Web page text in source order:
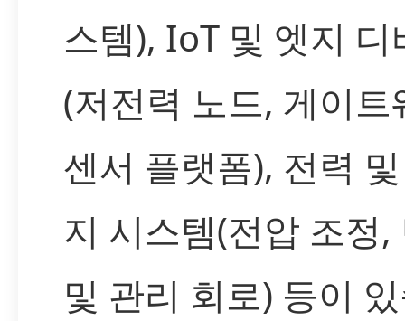
스템), IoT 및 엣지 디
(저전력 노드, 게이트
센서 플랫폼), 전력
지 시스템(전압 조정,
및 관리 회로) 등이